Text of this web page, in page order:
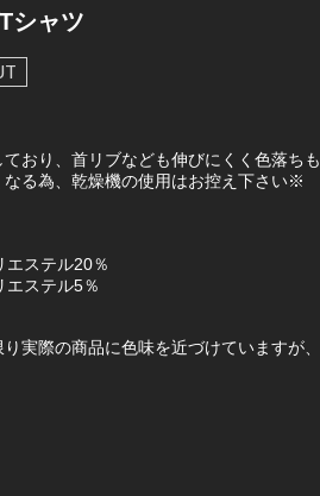
シャツ
おり、首リブなども伸びにくく色落ちも
る為、乾燥機の使用はお控え下さい※
ステル20％
ステル5％
実際の商品に色味を近づけていますが